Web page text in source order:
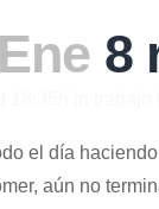
8
el día
aún no